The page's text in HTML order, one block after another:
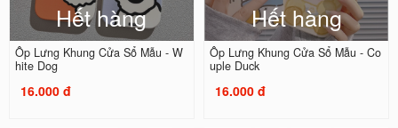
Hết hàng
Ốp Lưng Khung Cửa Sổ Mẫu - W
hite Dog
16.000 đ
Hết hàng
Ốp Lưng Khung Cửa Sổ Mẫu - Co
uple Duck
16.000 đ